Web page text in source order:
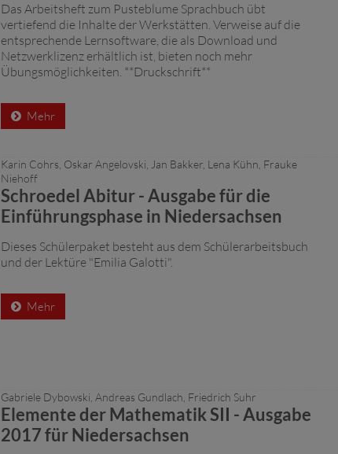
Das Arbeitsheft zum Pusteblume Sprachbuch übt
vertiefend die Inhalte der Werkstätten. Verweise auf die
entsprechende Lernsoftware, die als Download und
Netzwerklizenz erhältlich ist, bieten noch mehr
Übungsmöglichkeiten. **Druckschrift**
Mehr
Karin Cohrs, Oskar Angelovski, Jan Bakker, Lena Kühn, Frauke
Niehoff
Schroedel Abitur - Ausgabe für die
Einführungsphase in Niedersachsen
Dieses Schülerpaket besteht aus dem Schülerarbeitsbuch
und der Lektüre "Emilia Galotti".
Mehr
Gabriele Dybowski, Andreas Gundlach, Friedrich Suhr
Elemente der Mathematik SII - Ausgabe
2017 für Niedersachsen